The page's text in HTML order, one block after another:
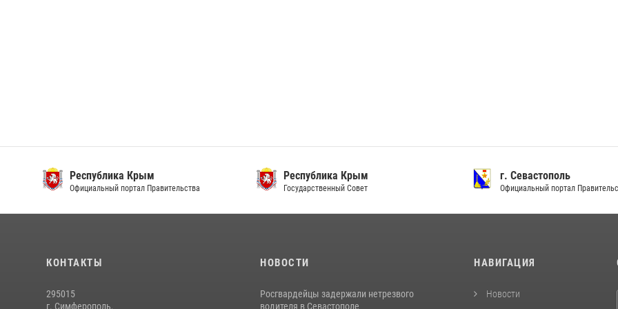
Республика Крым
Официальный портал Правительства
Республика Крым
Государственный Совет
г. Севастополь
Официальный портал
КОНТАКТЫ
295015
г. Симферополь,
НОВОСТИ
Росгвардейцы задержали нетрезвого
водителя в Севастополе
НАВИГАЦИЯ
Новости